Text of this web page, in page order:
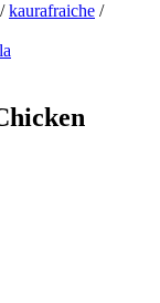
/kaurafraiche /